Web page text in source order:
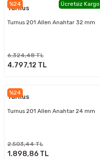
%24 Ücretsiz Kargo
Turnus
Turnus 201 Allen Anahtar 32 mm
6.324,48 TL
4.797,12 TL
%24
Turnus
Turnus 201 Allen Anahtar 24 mm
2.503,44 TL
1.898,86 TL